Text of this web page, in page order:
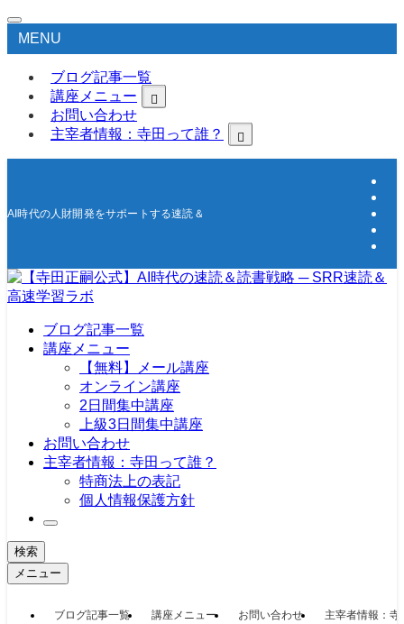
MENU
ブログ記事一覧
講座メニュー
お問い合わせ
主宰者情報：寺田って誰？
AI時代の人財開発をサポートする速読＆高速学習の研究所
ブログ記事一覧
講座メニュー
【無料】メール講座
オンライン講座
2日間集中講座
上級3日間集中講座
お問い合わせ
主宰者情報：寺田って誰？
特商法上の表記
個人情報保護方針
検索
メニュー
ブログ記事一覧 講座メニュー お問い合わせ 主宰者情報：寺